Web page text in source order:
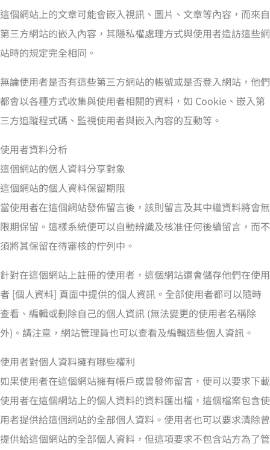
這個網站上的文章可能會嵌入視訊、圖片、文章等內容，而來自
第三方網站的嵌入內容，其隱私權處理方式與使用者造訪這些網
站時的規定完全相同。
無論使用者是否有這些第三方網站的帳號或是否登入網站，他們
都會以各種方式收集與使用者相關的資料，如 Cookie、嵌入第
三方追蹤程式碼、監視使用者與嵌入內容的互動等。
使用者資料分析
這個網站的個人資料分享對象
這個網站的個人資料保留期限
當使用者在這個網站發佈留言後，該則留言及其中繼資料將會無
限期保留。這樣系統便可以自動辨識及核准任何後續留言，而不
須將其保留在待審核的佇列中。
針對在這個網站上註冊的使用者，這個網站還會儲存他們在使用
者 [個人資料] 頁面中提供的個人資訊。全部使用者都可以隨時
查看、編輯或刪除自己的個人資訊 (無法變更的使用者名稱除
外)。請注意，網站管理員也可以查看及編輯這些個人資訊。
使用者對個人資料擁有哪些權利
如果使用者在這個網站擁有帳戶或曾發佈留言，便可以要求下載
使用者在這個網站上的個人資料的資料匯出檔，這個檔案包含使
用者提供給這個網站的全部個人資料。使用者也可以要求清除曾
提供給這個網站的全部個人資料，但這項要求不包含站方為了管